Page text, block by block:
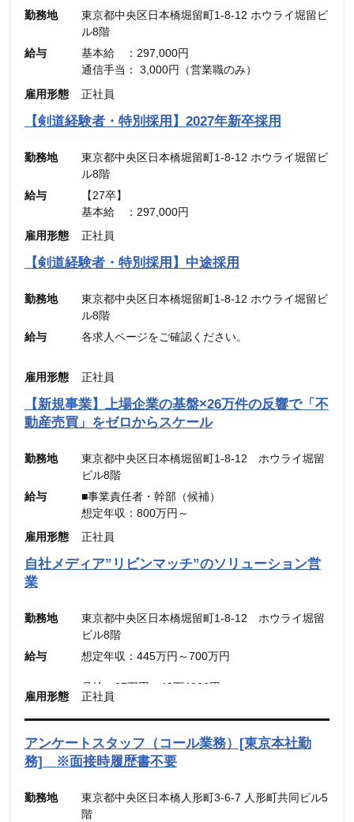
勤務地
東京都中央区日本橋堀留町1-8-12 ホウライ堀留ビ
ル8階
給与
基本給 ：297,000円
通信手当： 3,000円（営業職のみ）
———————————
合計 ：300,000円 ＋ インセンティブ
※45時間分の見込み残業代(77,700円)を含む
雇用形態 正社員
【剣道経験者・特別採用】2027年新卒採用
勤務地
東京都中央区日本橋堀留町1-8-12 ホウライ堀留ビ
ル8階
給与
【27卒】
基本給 ：297,000円
通信手当： 3,000円（営業職のみ）
———————————
合計 ：300,000円 ＋ インセンティブ
雇用形態 正社員
【剣道経験者・特別採用】中途採用
勤務地
東京都中央区日本橋堀留町1-8-12 ホウライ堀留ビ
ル8階
給与
各求人ページをご確認ください。
雇用形態 正社員
【新規事業】上場企業の基盤×26万件の反響で「不
動産売買」をゼロからスケール
勤務地
東京都中央区日本橋堀留町1-8-12 ホウライ堀留
ビル8階
給与
■事業責任者・幹部（候補）
想定年収：800万円～
月給：48万4,900円～
（固定残業代：45時間分【12万5,600円～】含
金は別途追加支給
■メンバー・リーダー
想定年収：500万円～800万円
（固定残業代：45時間分【7万8,500円〜12万
5,600円】含む。）
※45時間を超える時間外労働分についての割増賃
金は別途追加支給
雇用形態 正社員
自社メディア”リビンマッチ”のソリューション営
業
勤務地
東京都中央区日本橋堀留町1-8-12 ホウライ堀留
ビル8階
給与
想定年収：445万円～700万円
月給：27万円～42万4300円
（固定残業代：45時間分【7万円～10万9900
円】）
（45時間を超える時間外労働分についての割増賃
金は別途追加支給）
雇用形態 正社員
アンケートスタッフ（コール業務）[東京本社勤
務] ※面接時履歴書不要
勤務地
東京都中央区日本橋人形町3-6-7 人形町共同ビル5
階